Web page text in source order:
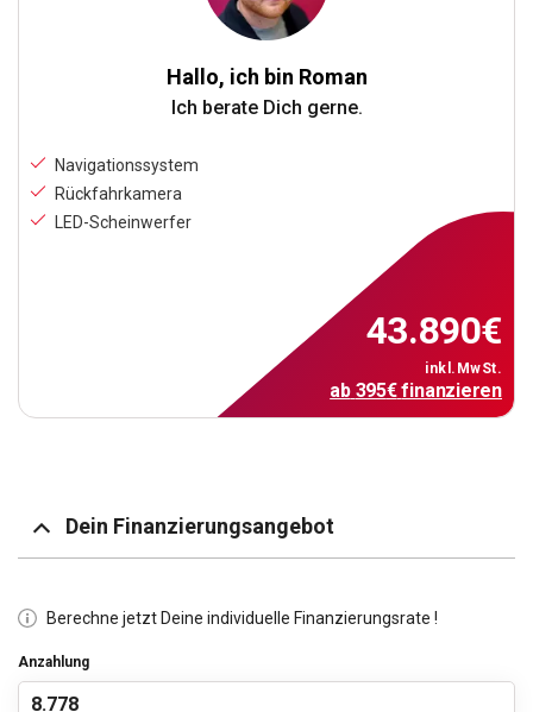
Hallo, ich bin Roman
Ich berate Dich gerne.
Navigationssystem
Rückfahrkamera
LED-Scheinwerfer
43.890€
inkl.MwSt.
ab 395€finanzieren
Dein Finanzierungsangebot
Berechne jetzt Deine individuelle Finanzierungsrate !
Anzahlung